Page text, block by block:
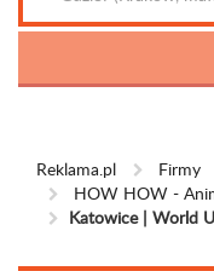
Reklama.pl
Firmy
HOW HOW -
Katowice | World